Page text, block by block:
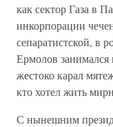
как сектор Газа в
инкорпорации
сепаратистской, в
Ермолов
жестоко карал
кто хотел жить
С нынешним